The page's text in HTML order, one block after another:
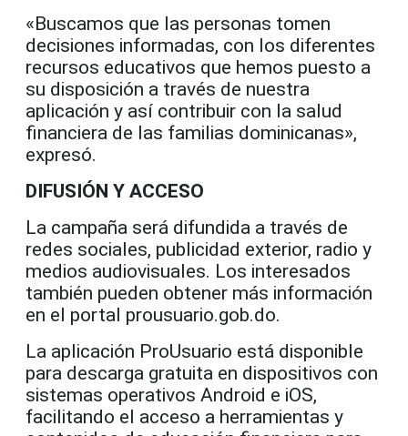
«Buscamos que las personas tomen
decisiones informadas, con los diferentes
recursos educativos que hemos puesto a
su disposición a través de nuestra
aplicación y así contribuir con la salud
financiera de las familias dominicanas»,
expresó.
DIFUSIÓN Y ACCESO
La campaña será difundida a través de
redes sociales, publicidad exterior, radio y
medios audiovisuales. Los interesados
también pueden obtener más información
en el portal prousuario.gob.do.
La aplicación ProUsuario está disponible
para descarga gratuita en dispositivos con
sistemas operativos Android e iOS,
facilitando el acceso a herramientas y